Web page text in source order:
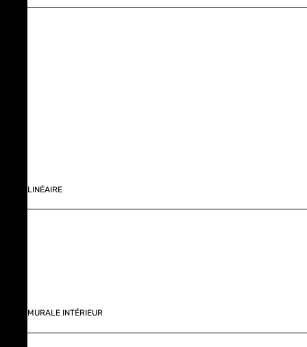
LINÉAIRE
MURALE INTÉRIEUR